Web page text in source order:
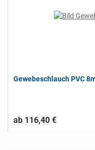
Gewebeschlauch PVC
ab 116,40 €